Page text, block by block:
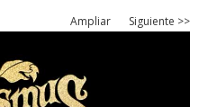
Ampliar Siguiente >>